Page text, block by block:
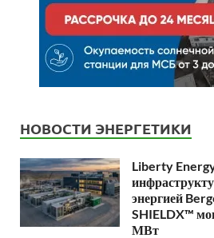
НОВОСТИ ЭНЕРГЕТИКИ
Liberty
энергией
SHIELDX™
МВт